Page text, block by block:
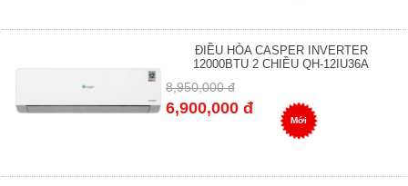
ĐIỀU HÒA CASPER INVERTER
12000BTU 2 CHIỀU QH-12IU36A
8,950,000 đ
6,900,000 đ
Mới